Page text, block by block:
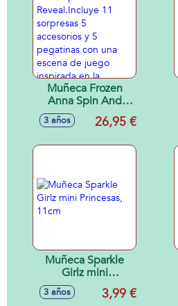
Muñeca Frozen
Anna Spin And
Reveal.Incluye 11
sorpresas 5
pelicula.
3 años 26,95 €
Muñeca Sparkle
Girlz mini
Princesas, 11cm
3 años 3,99 €